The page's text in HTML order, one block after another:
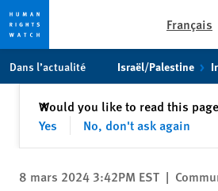
toto
content
Français
Dans l’actualité Israël/Palestine
Would you like to read this
Yes
No, don't ask again
✕Fermer
8 mars 2024 3:42PM EST |